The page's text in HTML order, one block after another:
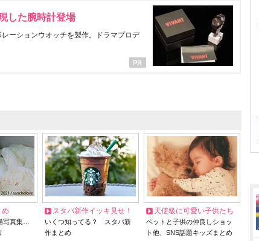
した腕時計登場
ーションウオッチを製作。ドラマプロデ
め
写真集…
スタバ新作イッキ見せ！
いくつ知ってる？ スタバ新
作まとめ
天使級に可愛い子供たち
ペットと子供の仲良しショッ
ト他、SNS話題キッズまとめ